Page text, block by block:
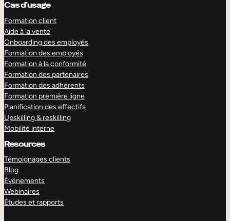
Cas d’usage
Formation client
Aide à la vente
Onboarding des employés
Formation des employés
Formation à la conformité
Formation des partenaires
Formation des adhérents
Formation première ligne
Planification des effectifs
Upskilling & reskilling
Mobilité interne
Resources
Témoignages clients
Blog
Événements
Webinaires
Études et rapports